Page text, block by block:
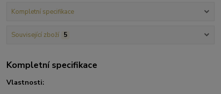
Kompletní specifikace
Související zboží 5
Kompletní specifikace
Vlastnosti: